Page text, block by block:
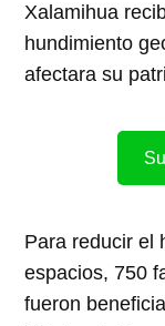
Xalamihua
hundimiento
afectara su
Para reducir el
espacios, 750
fueron